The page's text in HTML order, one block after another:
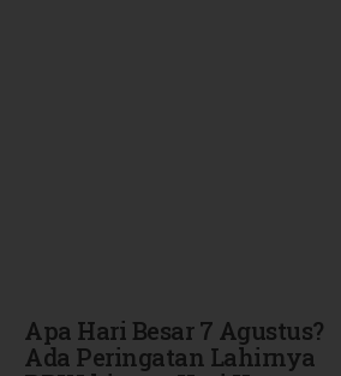
Apa Hari Besar 7 Agustus?
Ada Peringatan Lahirnya